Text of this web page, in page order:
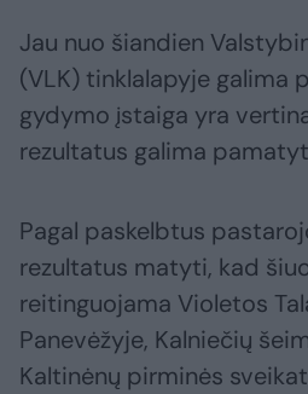
Jau nuo šiandien
(VLK) tinklalapyje galima
gydymo įstaiga yra
rezultatus galima
Pagal paskelbtus
rezultatus matyti, kad
reitinguojama Violetos
Panevėžyje, Kalniečių
Kaltinėnų pirminės